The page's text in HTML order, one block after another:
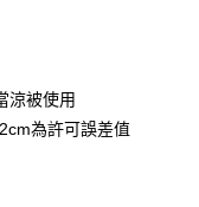
付方式。 讓您購物簡單
涼被使用
為許可誤差值